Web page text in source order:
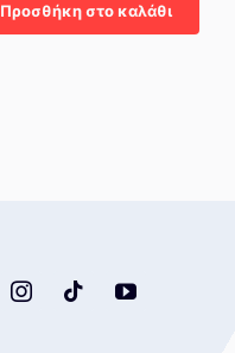
Προσθήκη στο καλάθι